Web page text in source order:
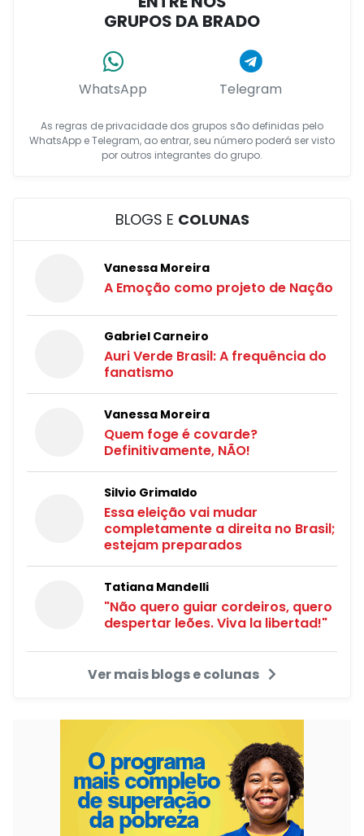
GRUPOS DA BRADO
WhatsApp Telegram
As regras de privacidade dos grupos são definidas pelo
WhatsApp e Telegram, ao entrar, seu número poderá ser visto
por outros integrantes do grupo.
BLOGS E COLUNAS
Vanessa Moreira
A Emoção como projeto de Nação
Gabriel Carneiro
Auri Verde Brasil: A frequência do
fanatismo
Vanessa Moreira
Quem foge é covarde?
Definitivamente, NÃO!
Silvio Grimaldo
Essa eleição vai mudar
completamente a direita no Brasil;
estejam preparados
Tatiana Mandelli
"Não quero guiar cordeiros, quero
despertar leões. Viva la libertad!"
Ver mais blogs e colunas